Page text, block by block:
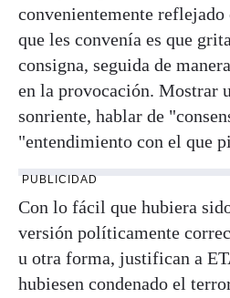
convenientemente
que les convenía es que
consigna, seguida de
en la provocación. Mostrar
sonriente, hablar de
"entendimiento con el que
PUBLICIDAD
Con lo fácil que hubiera
versión políticamente
u otra forma, justifican a
hubiesen condenado el